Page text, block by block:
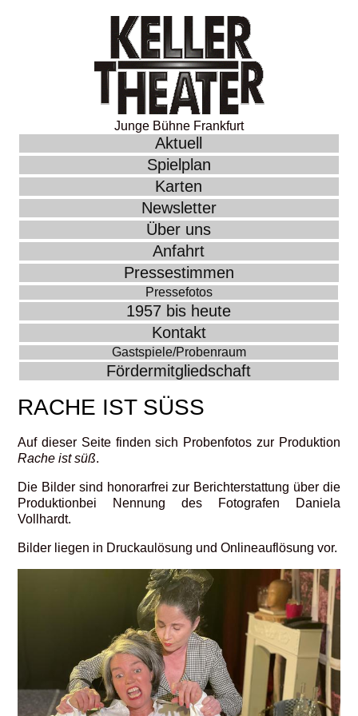
Junge Bühne Frankfurt
Aktuell
Spielplan
Karten
Newsletter
Über uns
Anfahrt
Pressestimmen
Pressefotos
1957 bis heute
Kontakt
Gastspiele/Probenraum
Fördermitgliedschaft
RACHE IST SÜSS
Auf dieser Seite finden sich Probenfotos zur Produktion
Rache ist süß.
Die Bilder sind honorarfrei zur Berichterstattung über die
Produktionbei Nennung des Fotografen Daniela
Vollhardt.
Bilder liegen in Druckaulösung und Onlineauflösung vor.